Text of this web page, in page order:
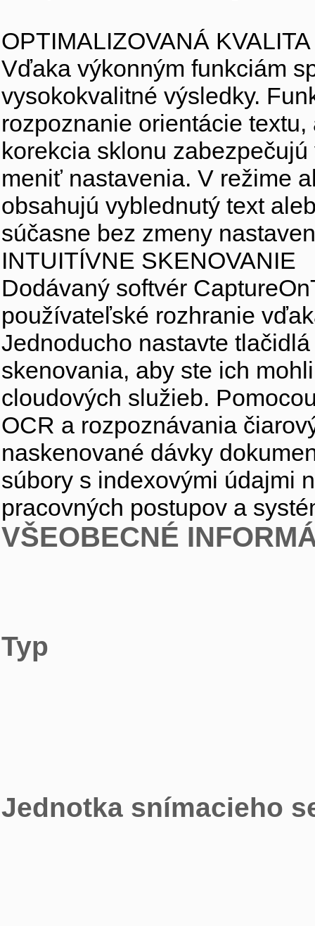
OPTIMALIZOVANÁ
Vďaka výkonným funkciám
vysokokvalitné výsledky.
rozpoznanie orientácie
korekcia sklonu
meniť nastavenia. V režime
obsahujú vyblednutý text
súčasne bez zmeny
INTUITÍVNE SKENOVANIE
Dodávaný softvér
používateľské rozhranie
Jednoducho nastavte
skenovania, aby ste ich
cloudových služieb.
OCR a rozpoznávania
naskenované dávky
súbory s indexovými údajmi
pracovných postupov a
VŠEOBECNÉ
Typ
Jednotka snímacieho